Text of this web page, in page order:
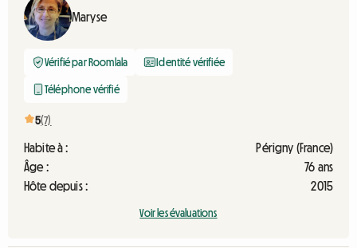
Maryse
Vérifié par Roomlala Identité vérifiée
Téléphone vérifié
5(7)
Habite à :
Périgny (France)
Âge :
76 ans
Hôte depuis :
2015
Voir les évaluations